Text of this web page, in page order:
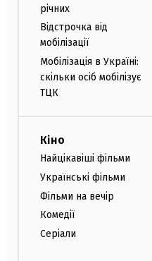
річних
Відстрочка від
мобілізації
Мобілізація в Україні:
скільки осіб мобілізує
ТЦК
Кіно
Найцікавіші фільми
Українські фільми
Фільми на вечір
Комедії
Серіали